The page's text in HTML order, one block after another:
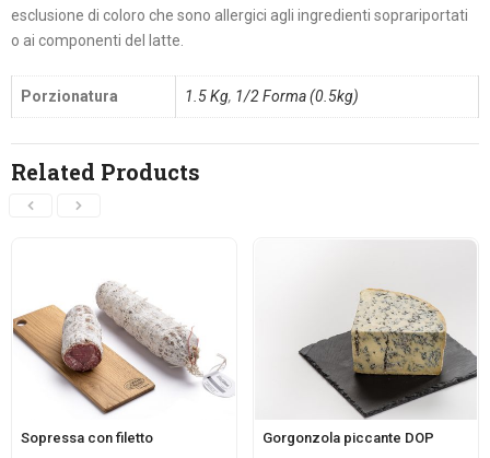
esclusione di coloro che sono allergici agli ingredienti soprariportati
o ai componenti del latte.
Porzionatura 1.5 Kg, 1/2 Forma (0.5kg)
Related Products
Sopressa con filetto Gorgonzola piccante DOP